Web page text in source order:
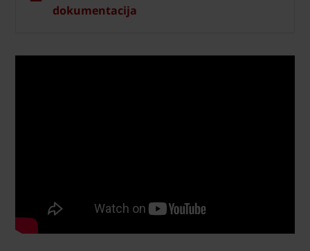
dokumentacija